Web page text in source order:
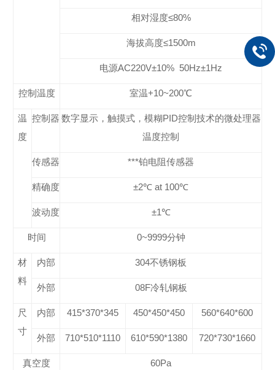
相对湿度≤80%
海拔高度≤1500m
电源AC220V±10% 50Hz±1Hz
控制温度 室温+10~200℃
温
度
控制器 数字显示，触摸式，模糊PID控制技术的微处理器
温度控制
传感器 ***铂电阻传感器
精确度 ±2℃ at 100℃
波动度 ±1℃
时间 0~9999分钟
材
料
内部 304不锈钢板
外部 08F冷轧钢板
尺
寸
内部 415*370*345 450*450*450 560*640*600
外部 710*510*1110 610*590*1380 720*730*1660
真空度 60Pa